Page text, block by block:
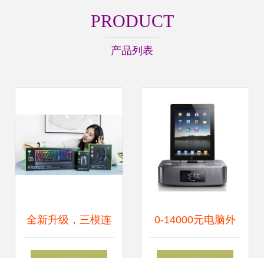
PRODUCT
产品列表
全新升级，三模连
接 雷蛇电竞外设套
0-14000元电脑外
设【报价 品牌 测